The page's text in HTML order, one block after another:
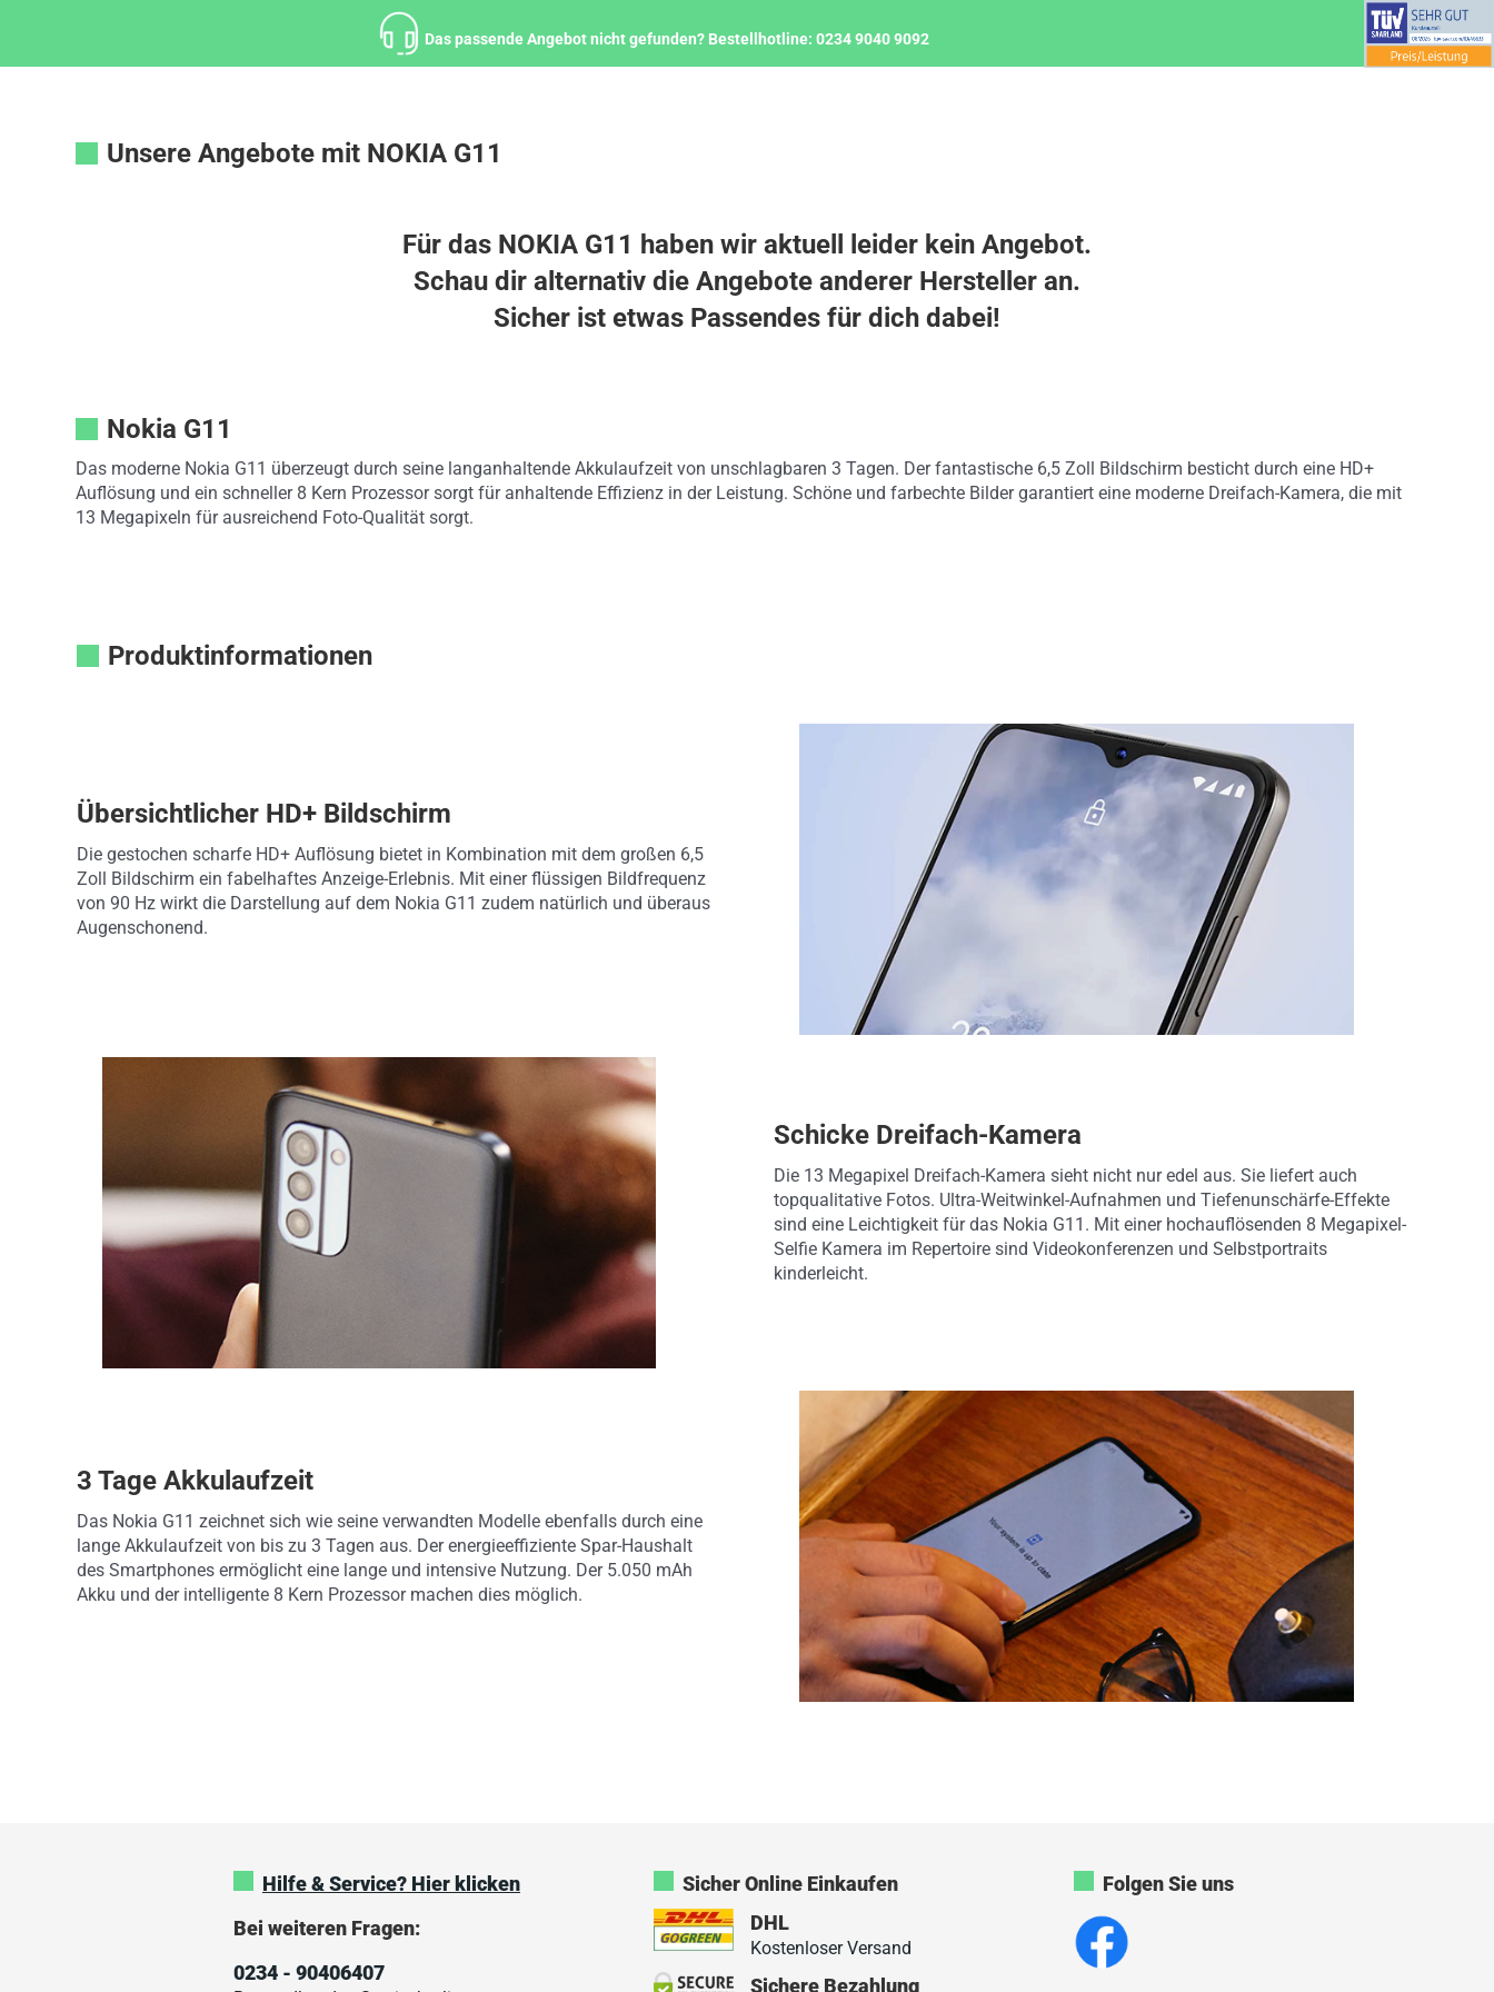
Das passende Angebot nicht gefunden?Bestellhotline: 0234 9040 9092
Unsere Angebote mit NOKIA G11
Für das NOKIA G11 haben wir aktuell leider kein Angebot.
Schau dir alternativ die Angebote anderer Hersteller an.
Sicher ist etwas Passendes für dich dabei!
Nokia G11
Das moderne Nokia G11 überzeugt durch seine langanhaltende Akkulaufzeit von unschlagbaren 3 Tagen. Der fantastische 6,5 Zoll Bildschirm besticht durch eine HD+
Auflösung und ein schneller 8 Kern Prozessor sorgt für anhaltende Effizienz in der Leistung. Schöne und farbechte Bilder garantiert eine moderne Dreifach-Kamera, die mit
13 Megapixeln für ausreichend Foto-Qualität sorgt.
Produktinformationen
Übersichtlicher HD+ Bildschirm
Die gestochen scharfe HD+ Auflösung bietet in Kombination mit dem großen 6,5
Zoll Bildschirm ein fabelhaftes Anzeige-Erlebnis. Mit einer flüssigen Bildfrequenz
von 90 Hz wirkt die Darstellung auf dem Nokia G11 zudem natürlich und überaus
Augenschonend.
Schicke Dreifach-Kamera
Die 13 Megapixel Dreifach-Kamera sieht nicht nur edel aus. Sie liefert auch
topqualitative Fotos. Ultra-Weitwinkel-Aufnahmen und Tiefenunschärfe-Effekte
sind eine Leichtigkeit für das Nokia G11. Mit einer hochauflösenden 8 Megapixel-
Selfie Kamera im Repertoire sind Videokonferenzen und Selbstportraits
kinderleicht.
3 Tage Akkulaufzeit
Das Nokia G11 zeichnet sich wie seine verwandten Modelle ebenfalls durch eine
lange Akkulaufzeit von bis zu 3 Tagen aus. Der energieeffiziente Spar-Haushalt
des Smartphones ermöglicht eine lange und intensive Nutzung. Der 5.050 mAh
Akku und der intelligente 8 Kern Prozessor machen dies möglich.
Hilfe & Service? Hier klicken
Bei weiteren Fragen:
0234 - 90406407
Sicher Online Einkaufen
DHL
Kostenloser Versand
Sichere Bezahlung
Folgen Sie uns